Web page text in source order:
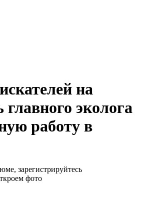
на
главного эколога
работу в
зарегистрируйтесь
фото